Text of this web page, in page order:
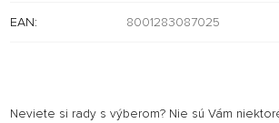
EAN: 8001283087025
Neviete si rady s výberom? Nie sú Vám